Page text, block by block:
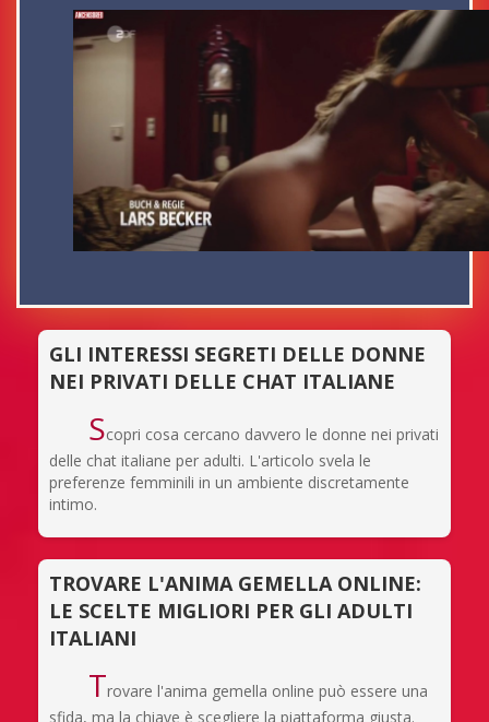
GLI INTERESSI SEGRETI DELLE DONNE
NEI PRIVATI DELLE CHAT ITALIANE
Scopri cosa cercano davvero le donne nei privati
delle chat italiane per adulti. L'articolo svela le
preferenze femminili in un ambiente discretamente
intimo.
TROVARE L'ANIMA GEMELLA ONLINE:
LE SCELTE MIGLIORI PER GLI ADULTI
ITALIANI
Trovare l'anima gemella online può essere una
sfida, ma la chiave è scegliere la piattaforma giusta.